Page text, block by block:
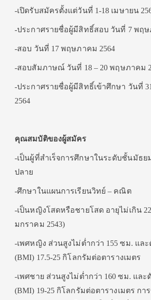
-เปิดรับสมัครตั้งแต่วันที่ 1-18 เมษายน
-ประกาศรายชื่อผู้มีสิทธิ์สอบ วันที่ 7 พฤษ
-สอบ วันที่ 17 พฤษภาคม 2564
-สอบสัมภาษณ์ วันที่ 18 – 20 พฤษภาคม
-ประกาศรายชื่อผู้มีสิทธิ์เข้าศึกษา วันที่
2564
คุณสมบัติของผู้สมัคร
-เป็นผู้ที่สำเร็จการศึกษาในระดับชั้นมัธ
ปลาย
-ศึกษาในแผนการเรียนวิทย์ – คณิต
-เป็นหญิงโสดหรือชายโสด อายุไม่เกิน 22
มกราคม 2543)
-เพศหญิง ส่วนสูงไม่ต่ำกว่า 155 ซม. แล
(BMI) 17.5-25 กิโลกรัมต่อตารางเมตร
-เพศชาย ส่วนสูงไม่ต่ำกว่า 160 ซม. แล
(BMI) 19-25 กิโลกรัมต่อตารางเมตร กา